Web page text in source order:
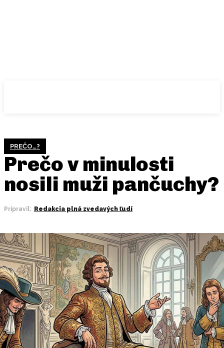
PREČO…?
Prečo v minulosti
nosili muži pančuchy?
Pripravil: Redakcia plná zvedavých ľudí